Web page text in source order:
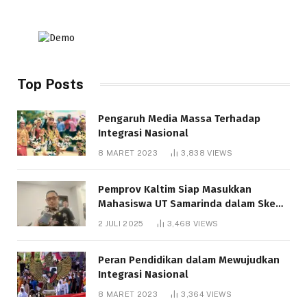
Top Posts
Pengaruh Media Massa Terhadap
Integrasi Nasional
8 MARET 2023 3,838VIEWS
Pemprov Kaltim Siap Masukkan
Mahasiswa UT Samarinda dalam Skema
Bantuan Pendidikan Gratispol
2 JULI 2025 3,468 VIEWS
Peran Pendidikan dalam Mewujudkan
Integrasi Nasional
8 MARET 2023 3,364VIEWS